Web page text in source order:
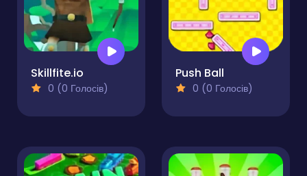
Skillfite.io
0 (0 Голосів)
Push Ball
0 (0 Голосів)